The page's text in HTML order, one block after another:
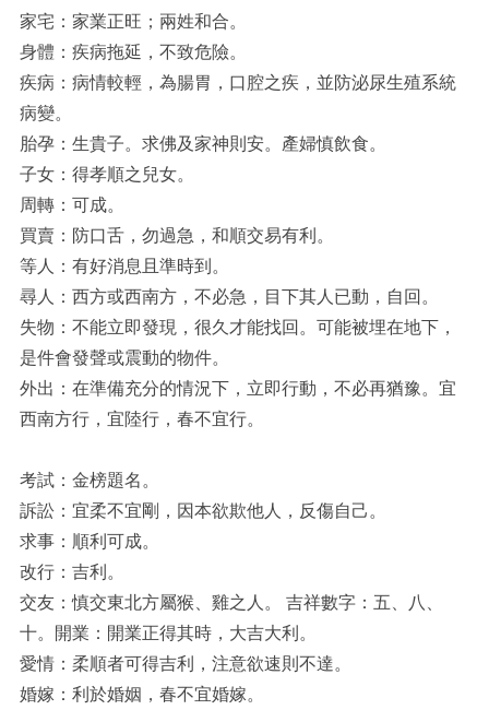
家宅：家業正旺；兩姓和合。
身體：疾病拖延，不致危險。
疾病：病情較輕，為腸胃，口腔之疾，並防泌尿生殖系統
病變。
胎孕：生貴子。求佛及家神則安。產婦慎飲食。
子女：得孝順之兒女。
周轉：可成。
買賣：防口舌，勿過急，和順交易有利。
等人：有好消息且準時到。
尋人：西方或西南方，不必急，目下其人已動，自回。
失物：不能立即發現，很久才能找回。可能被埋在地下，
是件會發聲或震動的物件。
外出：在準備充分的情況下，立即行動，不必再猶豫。宜
西南方行，宜陸行，春不宜行。
考試：金榜題名。
訴訟：宜柔不宜剛，因本欲欺他人，反傷自己。
求事：順利可成。
改行：吉利。
交友：慎交東北方屬猴、雞之人。 吉祥數字：五、八、
十。開業：開業正得其時，大吉大利。
愛情：柔順者可得吉利，注意欲速則不達。
婚嫁：利於婚姻，春不宜婚嫁。